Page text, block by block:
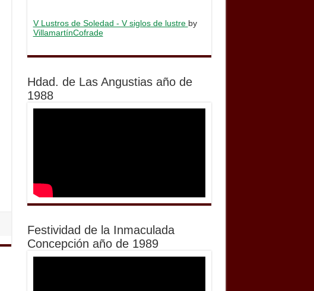
V Lustros de Soledad - V siglos de lustre by
VillamartínCofrade
Hdad. de Las Angustias año de
1988
Festividad de la Inmaculada
Concepción año de 1989